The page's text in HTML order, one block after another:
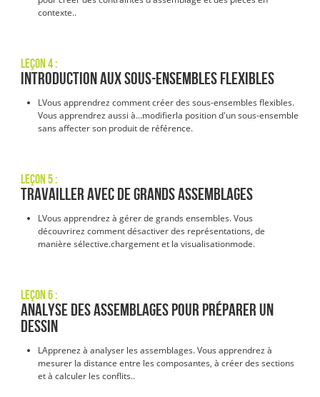
contexte..
Leçon 4 :
Introduction aux sous-ensembles flexibles
LVous apprendrez comment créer des sous-ensembles flexibles.
Vous apprendrez aussi à…modifierla position d'un sous-ensemble
sans affecter son produit de référence.
Leçon 5 :
Travailler avec de grands assemblages
LVous apprendrez à gérer de grands ensembles. Vous
découvrirez comment désactiver des représentations, de
manière sélective.chargementet la visualisationmode.
Leçon 6 :
Analyse des assemblages pour préparer un
dessin
LApprenez à analyser les assemblages. Vous apprendrez à
mesurer la distance entre les composantes, à créer des sections
et à calculer les conflits..